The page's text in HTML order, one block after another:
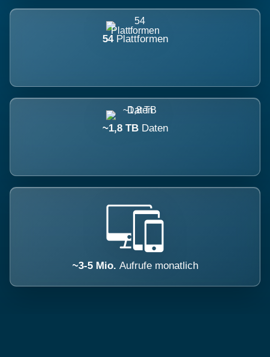
54 Plattformen
~1,8 TB Daten
~3-5 Mio. Aufrufe monatlich